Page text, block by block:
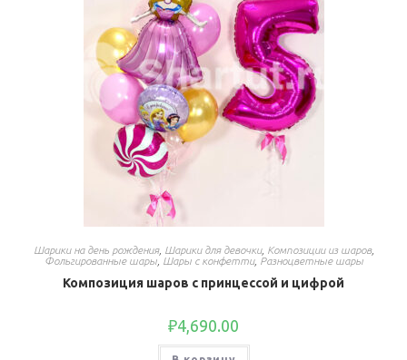
Шарики на день рождения, Шарики для девочки, Композиции из шаров,
Фольгированные шары, Шары с конфетти, Разноцветные шары
Композиция шаров с принцессой и цифрой
₽4,690.00